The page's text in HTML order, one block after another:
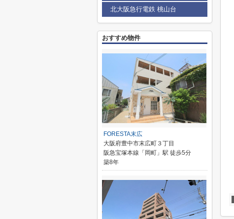
北大阪急行電鉄 桃山台
おすすめ物件
FORESTA末広
大阪府豊中市末広町３丁目
阪急宝塚本線「岡町」駅 徒歩5分
築8年